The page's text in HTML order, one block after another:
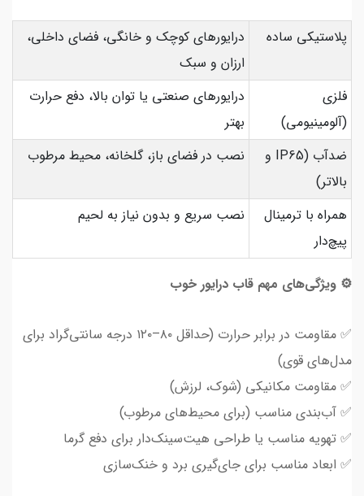
پلاستیکی ساده
درایورهای کوچک و خانگی، فضای داخلی،
ارزان و سبک
فلزی
(آلومینیومی)
درایورهای صنعتی یا توان بالا، دفع حرارت
بهتر
ضدآب (IP65 و
بالاتر)
نصب در فضای باز، گلخانه، محیط مرطوب
همراه با ترمینال
پیچ‌دار
نصب سریع و بدون نیاز به لحیم
⚙️ ویژگی‌های مهم قاب درایور خوب
✅ مقاومت در برابر حرارت (حداقل ۸۰–۱۲۰ درجه سانتی‌گراد برای
مدل‌های قوی)
✅ مقاومت مکانیکی (شوک، لرزش)
✅ آب‌بندی مناسب (برای محیط‌های مرطوب)
✅ تهویه مناسب یا طراحی هیت‌سینک‌دار برای دفع گرما
✅ ابعاد مناسب برای جای‌گیری برد و خنک‌سازی